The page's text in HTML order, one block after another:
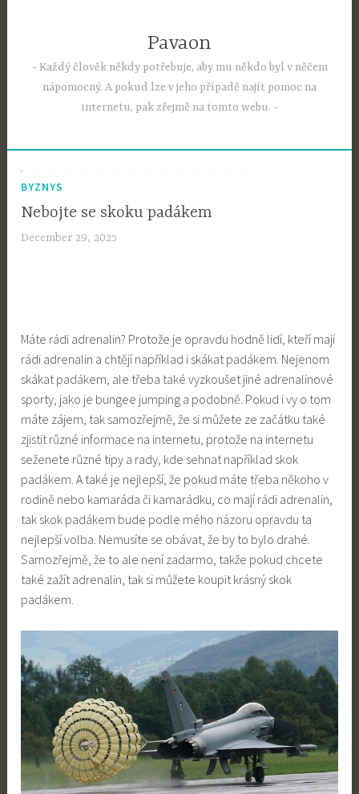
Pavaon
Každý člověk někdy potřebuje, aby mu někdo byl v něčem
nápomocný. A pokud lze v jeho případě najít pomoc na
internetu, pak zřejmě na tomto webu.
BYZNYS
Nebojte se skoku padákem
December 29, 2025
Máte rádi adrenalin? Protože je opravdu hodně lidí, kteří mají
rádi adrenalin a chtějí například i skákat padákem. Nejenom
skákat padákem, ale třeba také vyzkoušet jiné adrenalinové
sporty, jako je bungee jumping a podobně. Pokud i vy o tom
máte zájem, tak samozřejmě, že si můžete ze začátku také
zjistit různé informace na internetu, protože na internetu
seženete různé tipy a rady, kde sehnat například skok
padákem. A také je nejlepší, že pokud máte třeba někoho v
rodině nebo kamaráda či kamarádku, co mají rádi adrenalin,
tak skok padákem bude podle mého názoru opravdu ta
nejlepší volba. Nemusíte se obávat, že by to bylo drahé.
Samozřejmě, že to ale není zadarmo, takže pokud chcete
také zažít adrenalin, tak si můžete koupit krásný skok
padákem.